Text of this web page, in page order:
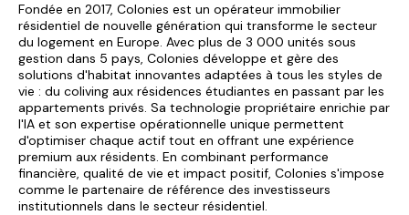
Fondée en 2017, Colonies est un opérateur immobilier
résidentiel de nouvelle génération qui transforme le secteur
du logement en Europe. Avec plus de 3 000 unités sous
gestion dans 5 pays, Colonies développe et gère des
solutions d'habitat innovantes adaptées à tous les styles de
vie : du coliving aux résidences étudiantes en passant par les
appartements privés. Sa technologie propriétaire enrichie par
l'IA et son expertise opérationnelle unique permettent
d'optimiser chaque actif tout en offrant une expérience
premium aux résidents. En combinant performance
financière, qualité de vie et impact positif, Colonies s'impose
comme le partenaire de référence des investisseurs
institutionnels dans le secteur résidentiel.